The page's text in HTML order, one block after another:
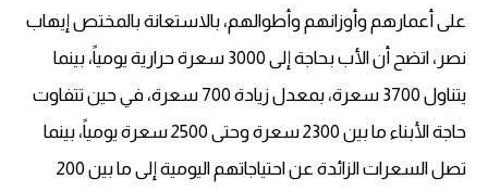
على أعمارهم وأوزانهم وأطوالهم، بالاستعانة بالمختص إيهاب
نصر، اتضح أن الأب بحاجة إلى 3000 سعرة حرارية يومياً، بينما
يتناول 3700 سعرة، بمعدل زيادة 700 سعرة، في حين تتفاوت
حاجة الأبناء ما بين 2300 سعرة وحتى 2500 سعرة يومياً، بينما
تصل السعرات الزائدة عن احتياجاتهم اليومية إلى ما بين 200